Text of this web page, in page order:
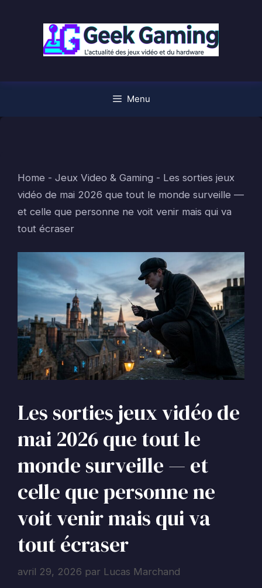
Menu
Home - Jeux Video & Gaming - Les sorties jeux
vidéo de mai 2026 que tout le monde surveille —
et celle que personne ne voit venir mais qui va
tout écraser
Les sorties jeux vidéo de
mai 2026 que tout le
monde surveille — et
celle que personne ne
voit venir mais qui va
tout écraser
avril 29, 2026 par Lucas Marchand